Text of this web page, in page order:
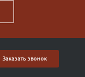
Заказать звонок